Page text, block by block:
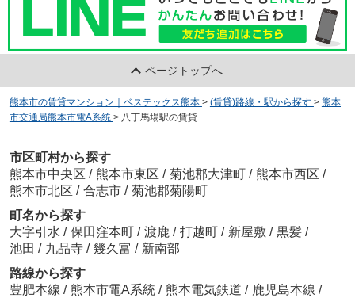
ページトップへ
熊本市の賃貸マンション｜ベステックス熊本 > (賃貸)路線・駅から探す > 熊本
市交通局熊本市電A系統 > 八丁馬場駅の賃貸
市区町村から探す
熊本市中央区 / 熊本市東区 / 菊池郡大津町 / 熊本市西区 /
熊本市北区 / 合志市 / 菊池郡菊陽町
町名から探す
大字引水 / 保田窪本町 / 渡鹿 / 打越町 / 新屋敷 / 黒髪 /
池田 / 九品寺 / 幾久富 / 新南部
路線から探す
豊肥本線 / 熊本市電A系統 / 熊本電気鉄道 / 鹿児島本線 /